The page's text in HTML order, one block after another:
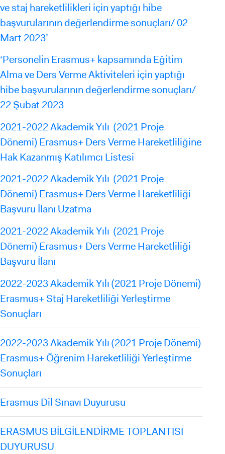
ve staj hareketlilikleri için yaptığı hibe
başvurularının değerlendirme sonuçları/ 02
Mart 2023’
‘Personelin Erasmus+ kapsamında Eğitim
Alma ve Ders Verme Aktiviteleri için yaptığı
hibe başvurularının değerlendirme sonuçları/
22 Şubat 2023
2021-2022 Akademik Yılı (2021 Proje
Dönemi) Erasmus+ Ders Verme Hareketliliğine
Hak Kazanmış Katılımcı Listesi
2021-2022 Akademik Yılı (2021 Proje
Dönemi) Erasmus+ Ders Verme Hareketliliği
Başvuru İlanı Uzatma
2021-2022 Akademik Yılı (2021 Proje
Dönemi) Erasmus+ Ders Verme Hareketliliği
Başvuru İlanı
2022-2023 Akademik Yılı (2021 Proje Dönemi)
Erasmus+ Staj Hareketliliği Yerleştirme
Sonuçları
2022-2023 Akademik Yılı (2021 Proje Dönemi)
Erasmus+ Öğrenim Hareketliliği Yerleştirme
Sonuçları
Erasmus Dil Sınavı Duyurusu
ERASMUS BİLGİLENDİRME TOPLANTISI
DUYURUSU